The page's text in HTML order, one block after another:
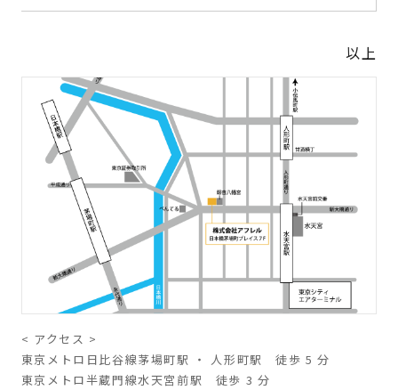
以上
< アクセス >
東京メトロ日比谷線茅場町駅 ・ 人形町駅 徒歩 5 分
東京メトロ半蔵門線水天宮前駅 徒歩 3 分